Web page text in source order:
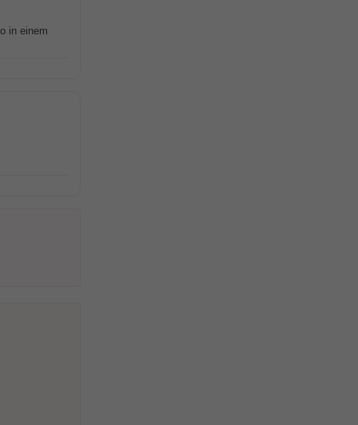
in einem